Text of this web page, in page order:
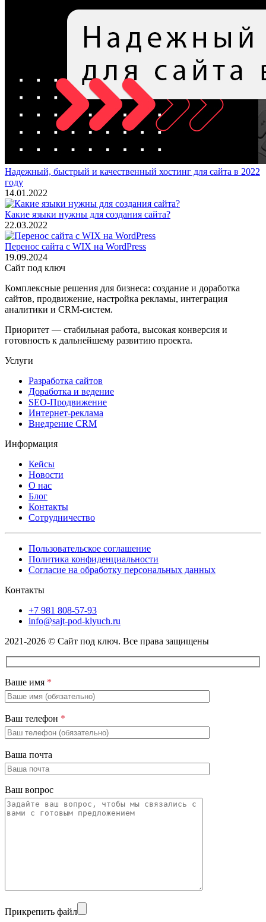
Надежный, быстрый и качественный хостинг для сайта в 2022
году
14.01.2022
Какие языки нужны для создания сайта?
22.03.2022
Перенос сайта с WIX на WordPress
19.09.2024
Сайт под ключ
Комплексные решения для бизнеса: создание и доработка
сайтов, продвижение, настройка рекламы, интеграция
аналитики и CRM-систем.
Приоритет — стабильная работа, высокая конверсия и
готовность к дальнейшему развитию проекта.
Услуги
Разработка сайтов
Доработка и ведение
SEO-Продвижение
Интернет-реклама
Внедрение CRM
Информация
Кейсы
Новости
О нас
Блог
Контакты
Сотрудничество
Пользовательское соглашение
Политика конфиденциальности
Согласие на обработку персональных данных
Контакты
+7 981 808-57-93
info@sajt-pod-klyuch.ru
2021-2026 © Сайт под ключ. Все права защищены
Ваше имя *
Ваш телефон *
Ваша почта
Ваш вопрос
Прикрепить файл